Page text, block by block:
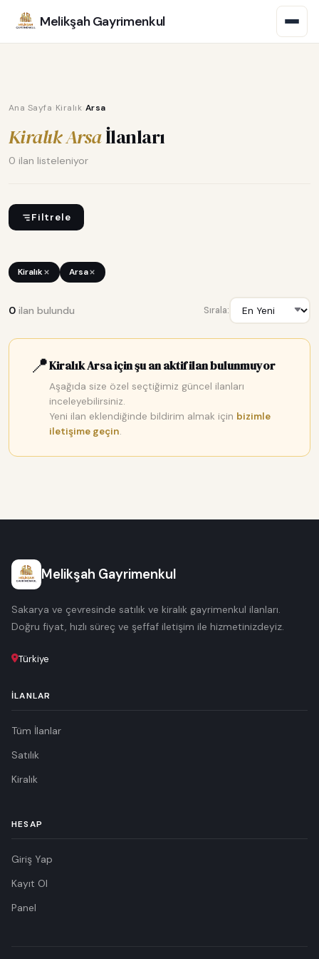
Melikşah Gayrimenkul
Ana Sayfa Kiralık Arsa
Kiralık Arsaİlanları
0 ilan listeleniyor
Filtrele
Kiralık Arsa
0 ilan bulundu Sırala:
📍Kiralık Arsa için şu an aktif ilan bulunmuyor
Aşağıda size özel seçtiğimiz güncel ilanları
inceleyebilirsiniz.
Yeni ilan eklendiğinde bildirim almak için bizimle
iletişime geçin.
Melikşah Gayrimenkul
Sakarya ve çevresinde satılık ve kiralık gayrimenkul ilanları.
Doğru fiyat, hızlı süreç ve şeffaf iletişim ile hizmetinizdeyiz.
Türkiye
İLANLAR
Tüm İlanlar
Satılık
Kiralık
HESAP
Giriş Yap
Kayıt Ol
Panel